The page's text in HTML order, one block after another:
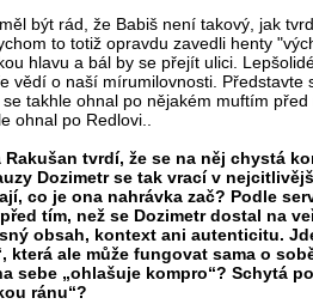
být rád, že Babiš není takový, jak
to totiž opravdu zavedli henty
hlavu a bál by se přejít ulici.
vědí o naší mírumilovnosti. Představte
takhle ohnal po nějakém muftím
ohnal po Redlovi..
tvrdí, že se na něj chystá
Dozimetr se tak vrací v
co je ona nahrávka zač? Podle
tím, než se Dozimetr dostal na
obsah, kontext ani autenticitu.
která ale může fungovat sama o
sebe „ohlašuje kompro“? Schytá
ránu“?